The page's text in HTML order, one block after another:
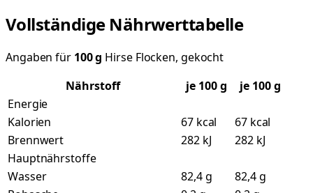
Vollständige Nährwerttabelle
Angaben für 100g Hirse Flocken, gekocht
Nährstoff
je 100g
je 100 g
Energie
Kalorien
67 kcal
67 kcal
Brennwert
282 kJ
282 kJ
Hauptnährstoffe
Wasser
82,4 g
82,4 g